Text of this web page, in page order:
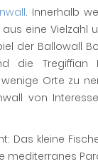
. Innerhalb
eine Vielzahl
der Ballowall
die Tregiffian
Orte zu
von
Das kleine
mediterranes